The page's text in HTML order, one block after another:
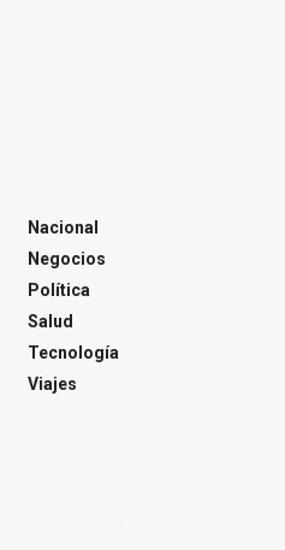
Nacional
Negocios
Política
Salud
Tecnología
Viajes